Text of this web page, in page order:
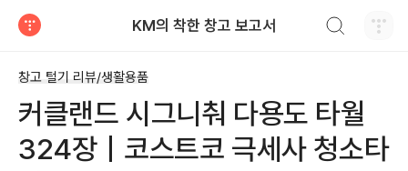
KM의 착한 창고 보고서
창고 털기 리뷰/생활용품
커클랜드 시그니춰 다용도 타월
324장｜코스트코 극세사 청소타